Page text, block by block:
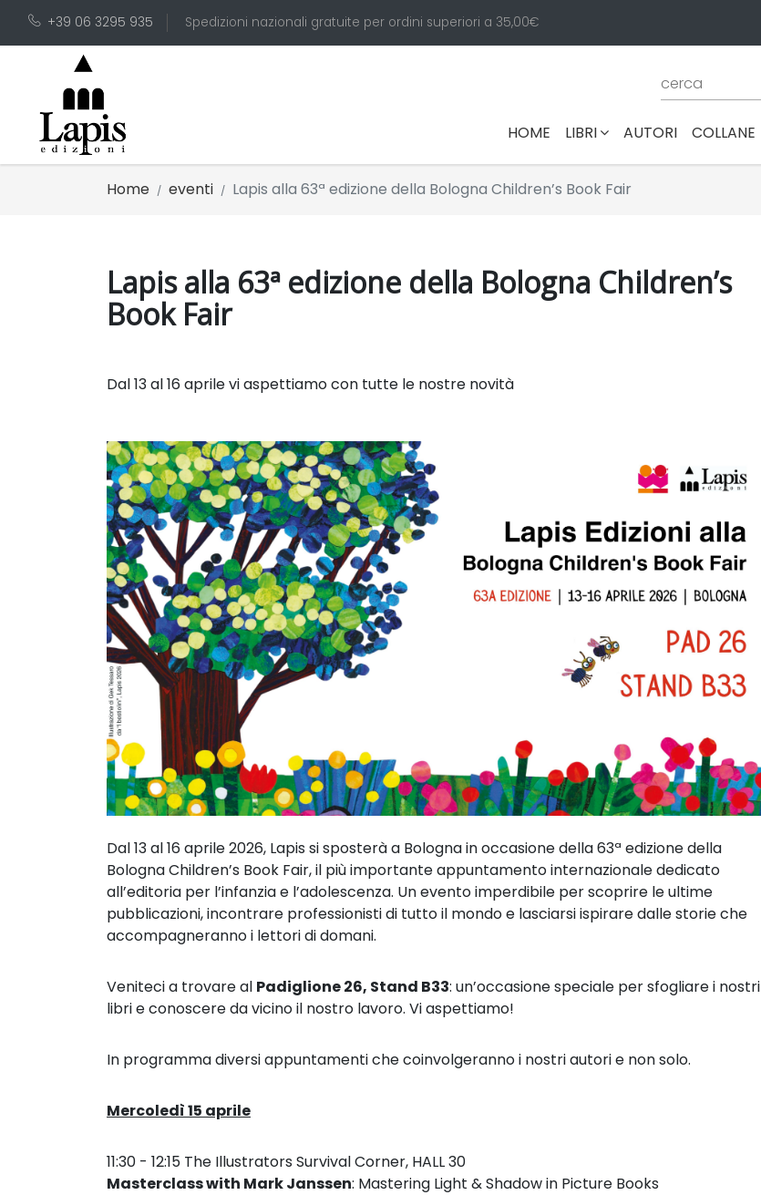
+39 06 3295 935 Spedizioni nazionali gratuite per ordini superiori a 35,00€
HOME (CURRENT)
LIBRI AUTORI COLLANE
Home eventi Lapis alla 63ª edizione della Bologna Children’s Book Fair
Lapis alla 63ª edizione della Bologna Children’s
Book Fair
Dal 13 al 16 aprile vi aspettiamo con tutte le nostre novità
Dal 13 al 16 aprile 2026, Lapis si sposterà a Bologna in occasione della 63ª edizione della
Bologna Children’s Book Fair, il più importante appuntamento internazionale dedicato
all’editoria per l’infanzia e l’adolescenza. Un evento imperdibile per scoprire le ultime
pubblicazioni, incontrare professionistidi tutto il mondoe lasciarsi ispirare dalle storie che
accompagneranno i lettori di domani.
Veniteci a trovare al Padiglione 26, Stand B33: un’occasione speciale per sfogliare i nostri
libri e conoscere da vicino il nostro lavoro. Vi aspettiamo!
In programma diversi appuntamenti che coinvolgeranno i nostri autori e non solo.
Mercoledì 15 aprile
11:30 - 12:15 The Illustrators Survival Corner, HALL 30
Masterclass with Mark Janssen: Mastering Light &Shadow in Picture Books